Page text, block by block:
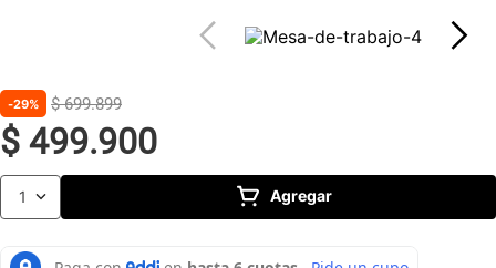
29% $ 699.899
$ 499.900
1 Agregar
caldero